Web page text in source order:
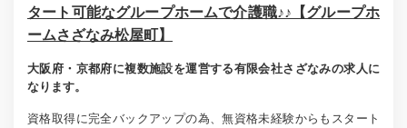
タート可能なグループホームで介護職♪♪【グループホ
ームさざなみ松屋町】
大阪府・京都府に複数施設を運営する有限会社さざなみの求人に
なります。
資格取得に完全バックアップの為、無資格未経験からもスタート